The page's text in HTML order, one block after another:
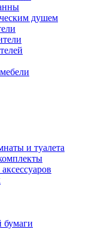
душем
и туалета
бумаги